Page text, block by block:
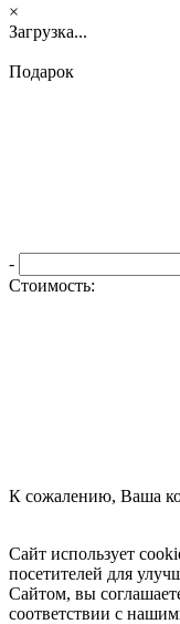
×
Загрузка...
Подарок
-
Стоимость:
К сожалению, Ваша
Сайт использует
посетителей для
Сайтом, вы
соответствии с